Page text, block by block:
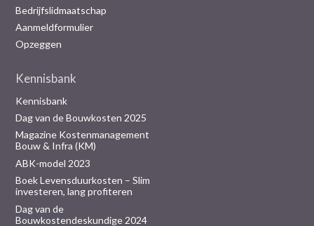
Bedrijfslidmaatschap
Aanmeldformulier
Opzeggen
Kennisbank
Kennisbank
Dag van de Bouwkosten 2025
Magazine Kostenmanagement
Bouw & Infra (KM)
ABK-model 2023
Boek Levensduurkosten – Slim
investeren, lang profiteren
Dag van de
Bouwkostendeskundige 2024